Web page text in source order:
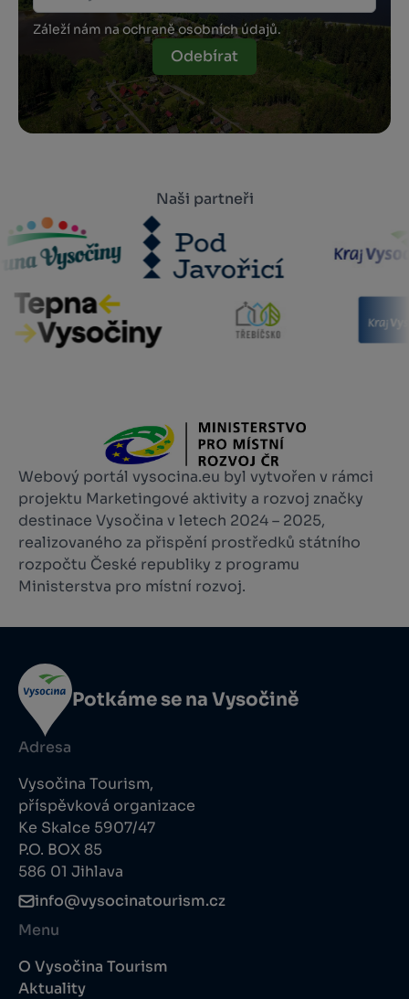
Záleží nám na ochraně osobních údajů.
Odebírat
Naši partneři
Webový portál vysocina.eu byl vytvořen v rámci
projektu Marketingové aktivity a rozvoj značky
destinace Vysočina v letech 2024 – 2025,
realizovaného za přispění prostředků státního
rozpočtu České republiky z programu
Ministerstva pro místní rozvoj.
Potkáme se na Vysočině
Adresa
Vysočina Tourism,
příspěvková organizace
Ke Skalce 5907/47
P.O. BOX 85
586 01 Jihlava
info@vysocinatourism.cz
Menu
O Vysočina Tourism
Aktuality